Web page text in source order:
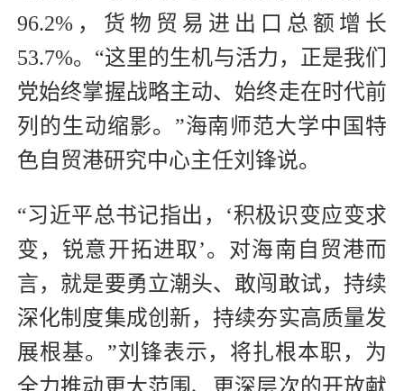
96.2%，货物贸易进出口总额增长
53.7%。“这里的生机与活力，正是我们
党始终掌握战略主动、始终走在时代前
列的生动缩影。”海南师范大学中国特
色自贸港研究中心主任刘锋说。
“习近平总书记指出，‘积极识变应变求
变，锐意开拓进取’。对海南自贸港而
言，就是要勇立潮头、敢闯敢试，持续
深化制度集成创新，持续夯实高质量发
展根基。”刘锋表示，将扎根本职，为